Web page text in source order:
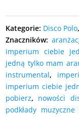
Kategorie: Disco Polo,
Znaczników:
imperium ciebie
jedną tylko mam
instrumental,
imperium ciebie
pobierz, nowości
podkłady